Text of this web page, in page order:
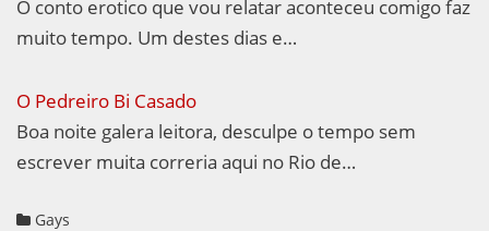
O conto erotico que vou relatar aconteceu comigo faz
muito tempo. Um destes dias e…
O Pedreiro Bi Casado
Boa noite galera leitora, desculpe o tempo sem
escrever muita correria aqui no Rio de…
Gays